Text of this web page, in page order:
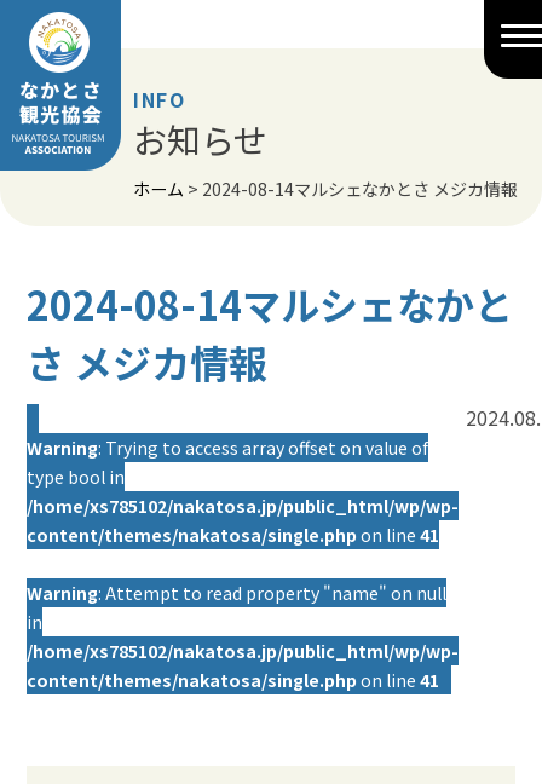
Skip
content
INFO
お知らせ
ホーム > 2024-08-14マルシェなかとさ メジカ情報
2024-08-14マルシェなかと
さ メジカ情報
Warning: Trying to access array offset on value of
type bool in
/home/xs785102/nakatosa.jp/public_html/wp/wp-
content/themes/nakatosa/single.php on line41
Warning: Attempt to read property "name" on null
in
/home/xs785102/nakatosa.jp/public_html/wp/wp-
content/themes/nakatosa/single.php on line41